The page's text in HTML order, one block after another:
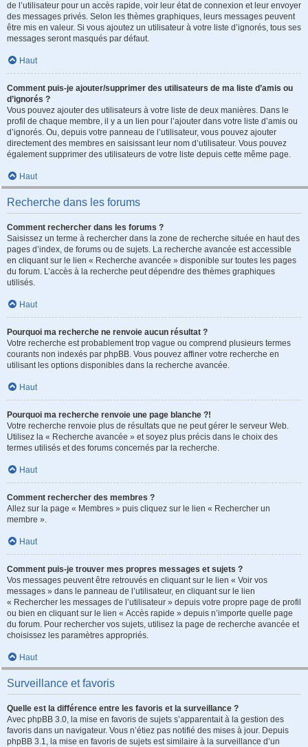
de l’utilisateur pour un accès rapide, voir leur état de connexion et leur envoyer
des messages privés. Selon les thèmes graphiques, leurs messages peuvent
être mis en valeur. Si vous ajoutez un utilisateur à votre liste d’ignorés, tous ses
messages seront masqués par défaut.
Haut
Comment puis-je ajouter/supprimer des utilisateurs de ma liste d’amis ou
d’ignorés ?
Vous pouvez ajouter des utilisateurs à votre liste de deux manières. Dans le
profil de chaque membre, il y a un lien pour l’ajouter dans votre liste d’amis ou
d’ignorés. Ou, depuis votre panneau de l’utilisateur, vous pouvez ajouter
directement des membres en saisissant leur nom d’utilisateur. Vous pouvez
également supprimer des utilisateurs de votre liste depuis cette même page.
Haut
Recherche dans les forums
Comment rechercher dans les forums ?
Saisissez un terme à rechercher dans la zone de recherche située en haut des
pages d’index, de forums ou de sujets. La recherche avancée est accessible
en cliquant sur le lien « Recherche avancée » disponible sur toutes les pages
du forum. L’accès à la recherche peut dépendre des thèmes graphiques
utilisés.
Haut
Pourquoi ma recherche ne renvoie aucun résultat ?
Votre recherche est probablement trop vague ou comprend plusieurs termes
courants non indexés par phpBB. Vous pouvez affiner votre recherche en
utilisant les options disponibles dans la recherche avancée.
Haut
Pourquoi ma recherche renvoie une page blanche ?!
Votre recherche renvoie plus de résultats que ne peut gérer le serveur Web.
Utilisez la « Recherche avancée » et soyez plus précis dans le choix des
termes utilisés et des forums concernés par la recherche.
Haut
Comment rechercher des membres ?
Allez sur la page « Membres » puis cliquez sur le lien « Rechercher un
membre ».
Haut
Comment puis-je trouver mes propres messages et sujets ?
Vos messages peuvent être retrouvés en cliquant sur le lien « Voir vos
messages » dans le panneau de l’utilisateur, en cliquant sur le lien
« Rechercher les messages de l’utilisateur » depuis votre propre page de profil
ou bien en cliquant sur le lien « Accès rapide » depuis n’importe quelle page
du forum. Pour rechercher vos sujets, utilisez la page de recherche avancée et
choisissez les paramètres appropriés.
Haut
Surveillance et favoris
Quelle est la différence entre les favoris et la surveillance ?
Avec phpBB 3.0, la mise en favoris de sujets s’apparentait à la gestion des
favoris dans un navigateur. Vous n’étiez pas notifié des mises à jour. Depuis
phpBB 3.1, la mise en favoris de sujets est similaire à la surveillance d’un